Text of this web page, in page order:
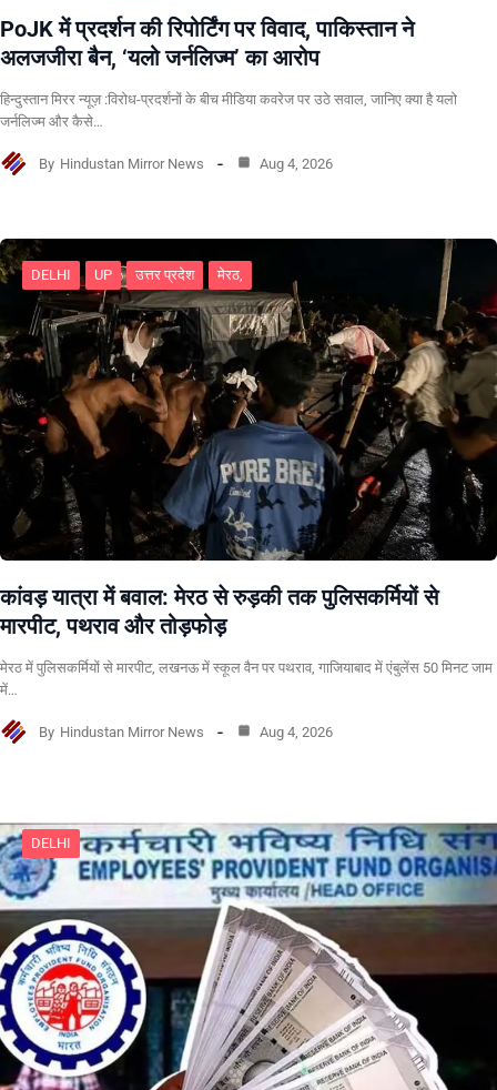
PoJK में प्रदर्शन की रिपोर्टिंग पर विवाद, पाकिस्तान ने
अलजजीरा बैन, ‘यलो जर्नलिज्म’ का आरोप
हिन्दुस्तान मिरर न्यूज़ :विरोध-प्रदर्शनों के बीच मीडिया कवरेज पर उठे सवाल, जानिए क्या है यलो
जर्नलिज्म और कैसे…
By Hindustan Mirror News Aug 4, 2026
DELHI UP उत्तर प्रदेश मेरठ,
कांवड़ यात्रा में बवाल: मेरठ से रुड़की तक पुलिसकर्मियों से
मारपीट, पथराव और तोड़फोड़
मेरठ में पुलिसकर्मियों से मारपीट, लखनऊ में स्कूल वैन पर पथराव, गाजियाबाद में एंबुलेंस 50 मिनट जाम
में…
By Hindustan Mirror News Aug 4, 2026
DELHI